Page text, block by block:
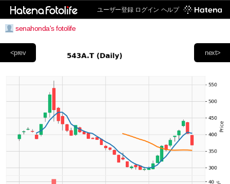
ユーザー登録 ログイン ヘルプ
senahonda's fotolife
next>
<prev